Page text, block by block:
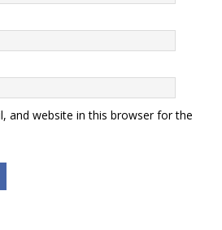
and website in this browser for the